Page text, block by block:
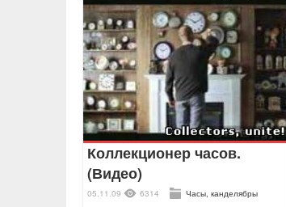
Коллекционер часов.
(Видео)
05.11.09 6314 Часы, канделябры